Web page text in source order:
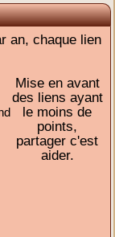
an, chaque lien
Mise en avant
des liens ayant
le moins de
points,
partager c'est
aider.